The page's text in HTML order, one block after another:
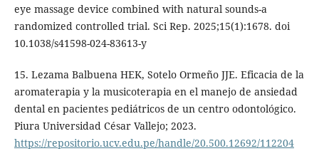
eye massage device combined with natural sounds-a
randomized controlled trial. Sci Rep. 2025;15(1):1678. doi
10.1038/s41598-024-83613-y
15. Lezama Balbuena HEK, Sotelo Ormeño JJE. Eficacia de la
aromaterapia y la musicoterapia en el manejo de ansiedad
dental en pacientes pediátricos de un centro odontológico.
Piura Universidad César Vallejo; 2023.
https://repositorio.ucv.edu.pe/handle/20.500.12692/112204